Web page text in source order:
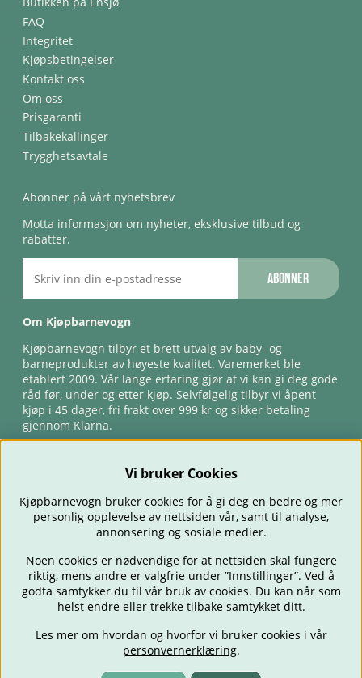
FAQ
Integritet
Kjøpsbetingelser
Kontakt oss
Om oss
Prisgaranti
Tilbakekallinger
Trygghetsavtale
Abonner på vårt nyhetsbrev
Motta informasjon om nyheter, eksklusive tilbud og
rabatter.
Abonner
Om Kjøpbarnevogn
Kjøpbarnevogn tilbyr et brett utvalg av baby- og
barneprodukter av høyeste kvalitet. Varemerket ble
etablert 2009. Vår lange erfaring gjør at vi kan gi deg gode
råd før, under og etter kjøp. Selvfølgelig tilbyr vi åpent
kjøp i 45 dager, fri frakt over 999 kr og sikker betaling
gjennom Klarna.
BARNEVOGNER BILSTOLER BABY SPISE & MATE
REISE
FORELDRE
BARNEROMMET LEKER TILBUD
OUTLET
GAVETIPS
Vi bruker Cookies
Kjøpbarnevogn bruker cookies for å gi deg en bedre og mer
personlig opplevelse av nettsiden vår, samt til analyse,
annonsering og sosiale medier.
Noen cookies er nødvendige for at nettsiden skal fungere
riktig, mens andre er valgfrie under ”Innstillinger”. Ved å
godta samtykker du til vår bruk av cookies. Du kan når som
helst endre eller trekke tilbake samtykket ditt.
Les mer om hvordan og hvorfor vi bruker cookies i vår
personvernerklæring.